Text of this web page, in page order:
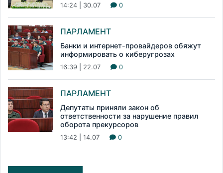
14:24 | 30.07 0
ПАРЛАМЕНТ
Банки и интернет-провайдеров обяжут
информировать о киберугрозах
16:39 | 22.07 0
ПАРЛАМЕНТ
Депутаты приняли закон об
ответственности за нарушение правил
оборота прекурсоров
13:42 | 14.07 0